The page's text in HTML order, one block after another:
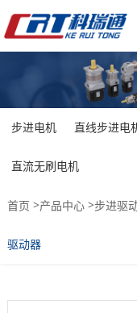
步进电机 直线步进电
直流无刷电机
首页 >产品中心>步进驱
驱动器